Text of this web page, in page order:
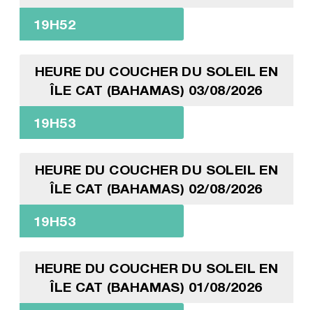
19H52
HEURE DU COUCHER DU SOLEIL EN
ÎLE CAT (BAHAMAS) 03/08/2026
19H53
HEURE DU COUCHER DU SOLEIL EN
ÎLE CAT (BAHAMAS) 02/08/2026
19H53
HEURE DU COUCHER DU SOLEIL EN
ÎLE CAT (BAHAMAS) 01/08/2026